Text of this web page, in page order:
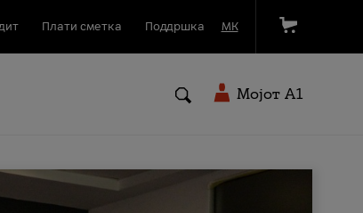
Плати сметка Поддршка МК
Мојот A1